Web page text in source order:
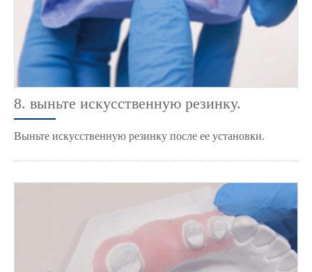
8. выньте искусственную резинку.
Выньте искусственную резинку после ее установки.